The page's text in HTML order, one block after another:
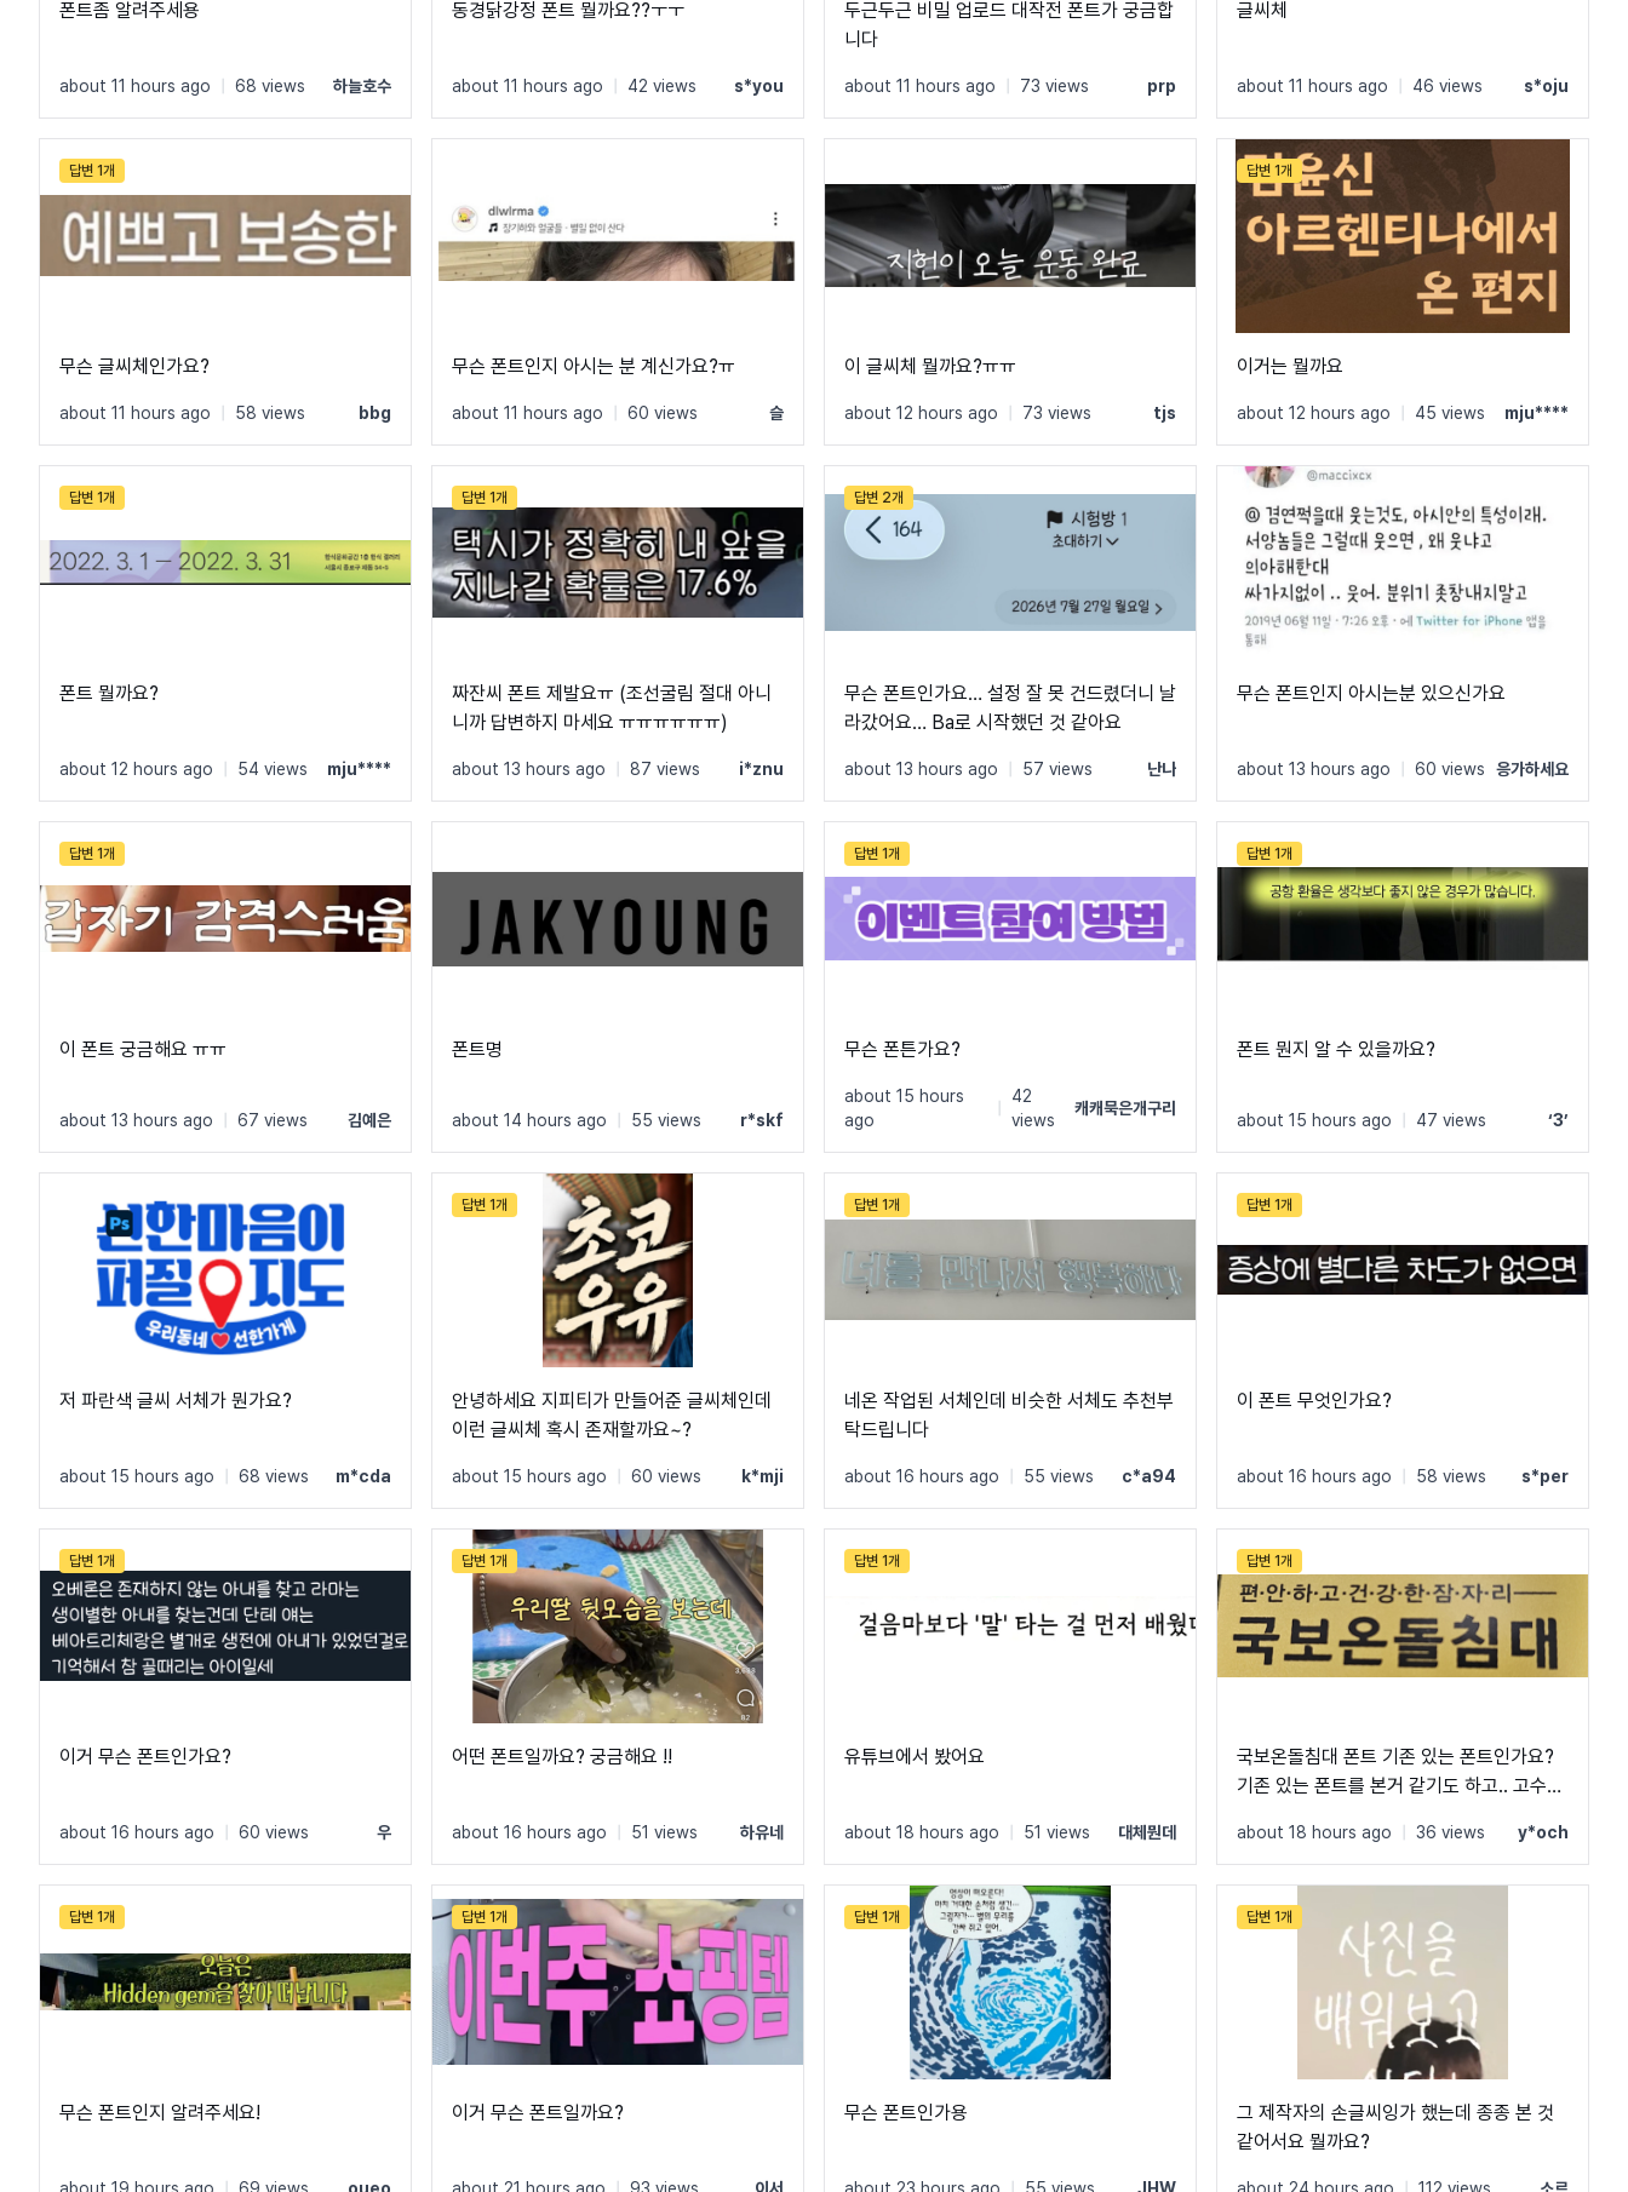
폰트좀 알려주세용
about 11 hours ago 68 views 하늘호수
동경닭강정 폰트 뭘까요??ㅜㅜ
about 11 hours ago 42 views s*you
두근두근 비밀 업로드 대작전 폰트가 궁금합
니다
about 11 hours ago 73 views prp
글씨체
about 11 hours ago 46 views s*oju
답변 1개
무슨 글씨체인가요?
about 11 hours ago 58 views bbg
무슨 폰트인지 아시는 분 계신가요?ㅠ
about 11 hours ago 60 views 슬
이 글씨체 뭘까요?ㅠㅠ
about 12 hours ago 73 views tjs
답변 1개
이거는 뭘까요
about 12 hours ago 45 views mju****
답변 1개
폰트 뭘까요?
about 12 hours ago 54 views mju****
답변 1개
짜잔씨 폰트 제발요ㅠ (조선굴림 절대 아니
니까 답변하지 마세요 ㅠㅠㅠㅠㅠㅠ)
about 13 hours ago 87 views i*znu
답변 2개
무슨 폰트인가요… 설정 잘 못 건드렸더니 날
라갔어요… Ba로 시작했던 것 같아요
about 13 hours ago 57 views 난나
무슨 폰트인지 아시는분 있으신가요
about 13 hours ago 60 views 응가하세요
답변 1개
이 폰트 궁금해요 ㅠㅠ
about 13 hours ago 67 views 김예은
폰트명
about 14 hours ago 55 views r*skf
답변 1개
무슨 폰튼가요?
about 15 hours
ago
42
views
캐캐묵은개구리
답변 1개
폰트 뭔지 알 수 있을까요?
about 15 hours ago 47 views ‘3’
저 파란색 글씨 서체가 뭔가요?
about 15 hours ago 68 views m*cda
답변 1개
안녕하세요 지피티가 만들어준 글씨체인데
이런 글씨체 혹시 존재할까요~?
about 15 hours ago 60 views k*mji
답변 1개
네온 작업된 서체인데 비슷한 서체도 추천부
탁드립니다
about 16 hours ago 55 views c*a94
답변 1개
이 폰트 무엇인가요?
about 16 hours ago 58 views s*per
답변 1개
이거 무슨 폰트인가요?
about 16 hours ago 60 views 우
답변 1개
어떤 폰트일까요? 궁금해요 !!
about 16 hours ago 51 views 하유네
답변 1개
유튜브에서 봤어요
about 18 hours ago 51 views 대체뭔데
답변 1개
국보온돌침대 폰트 기존 있는 폰트인가요?
기존 있는 폰트를 본거 같기도 하고.. 고수님
about 18 hours ago 36 views y*och
답변 1개
무슨 폰트인지 알려주세요!
about 19 hours ago 69 views oueo
답변 1개
이거 무슨 폰트일까요?
about 21 hours ago 93 views 이서
답변 1개
무슨 폰트인가용
about 23 hours ago 55 views JHW
답변 1개
그 제작자의 손글씨잉가 했는데 종종 본 것
같어서요 뭘까요?
about 24 hours ago 112 views 소르